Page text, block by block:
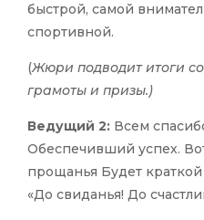
быстрой, самой
спортивной.
(Жюри подводит итоги
грамоты и призы.)
Ведущий 2: Всем
Обеспечивший успех.
прощанья Будет
«До свиданья! До